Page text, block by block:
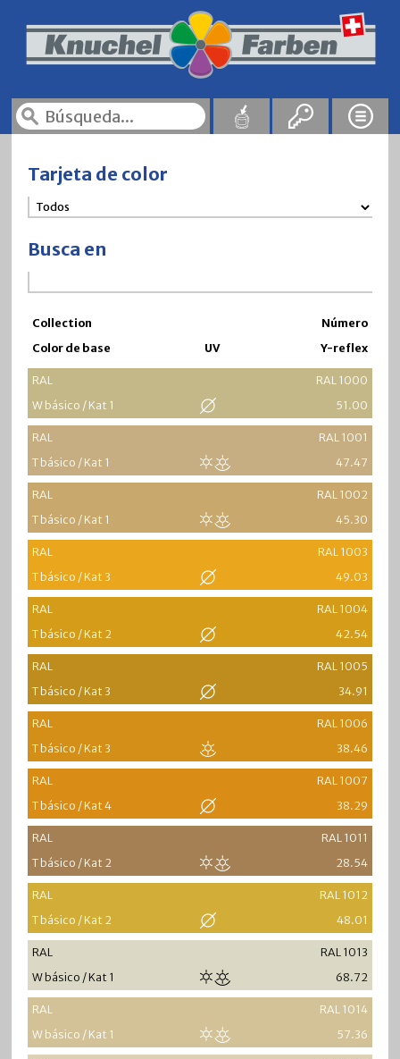
Tarjeta de color
Busca en
Collection
Número
Color de base
UV Y-reflex
RAL
RAL 1000
W básico / Kat 1
51.00
RAL
RAL 1001
T básico / Kat 1
47.47
RAL
RAL 1002
T básico / Kat 1
45.30
RAL
RAL 1003
T básico / Kat 3
49.03
RAL
RAL 1004
T básico / Kat 2
42.54
RAL
RAL 1005
T básico / Kat 3
34.91
RAL
RAL 1006
T básico / Kat 3
38.46
RAL
RAL 1007
T básico / Kat 4
38.29
RAL
RAL 1011
T básico / Kat 2
28.54
RAL
RAL 1012
T básico / Kat 2
48.01
RAL
RAL 1013
W básico / Kat 1
68.72
RAL
RAL 1014
W básico / Kat 1
57.36